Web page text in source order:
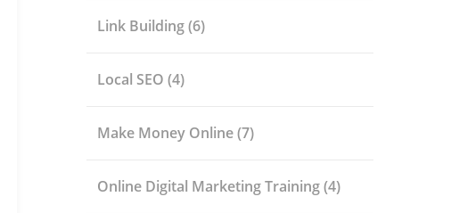
Link Building(6)
Local SEO (4)
Make Money Online(7)
Online Digital Marketing Training(4)